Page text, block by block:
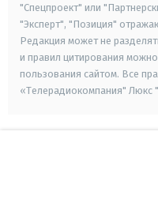
"Спецпроект" или
"Эксперт", "Позиция"
Редакция может не
и правил цитирования
пользования сайтом. Все
«Телерадиокомпания" Люкс